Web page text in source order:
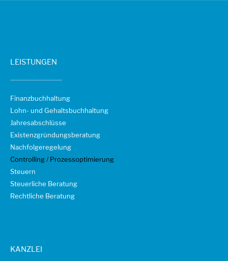
LEISTUNGEN
Finanzbuchhaltung
Lohn- und Gehaltsbuchhaltung
Jahresabschlüsse
Existenzgründungsberatung
Nachfolgeregelung
Controlling / Prozessoptimierung
Steuern
Steuerliche Beratung
Rechtliche Beratung
KANZLEI